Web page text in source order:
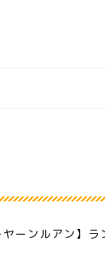
ヤーンルアン】